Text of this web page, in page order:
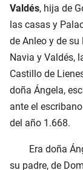
Valdés, hija de
las casas y
de Anleo y de
Navia y Valdés,
Castillo de
doña Ángela,
ante el
del año 1.668.
Era doña
su padre, de